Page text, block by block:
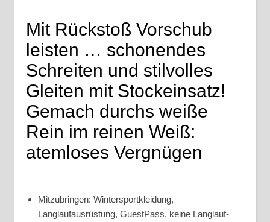
Mit Rückstoß Vorschub
leisten … schonendes
Schreiten und stilvolles
Gleiten mit Stockeinsatz!
Gemach durchs weiße
Rein im reinen Weiß:
atemloses Vergnügen
Mitzubringen: Wintersportkleidung,
Langlaufausrüstung, GuestPass, keine Langlauf-